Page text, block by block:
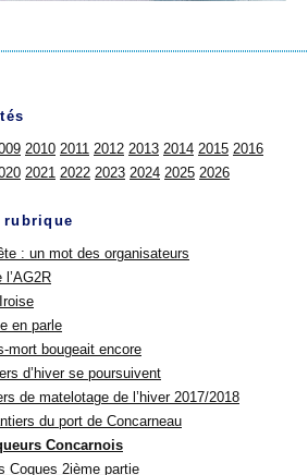
2010 2011 2012 2013 2014 2015 2016
2021 2022 2023 2024 2025 2026
rubrique
: un mot des organisateurs
l’AG2R
en parle
mort bougeait encore
d’hiver se poursuivent
de matelotage de l’hiver 2017/2018
du port de Concarneau
Concarnois
Coques 2ième partie